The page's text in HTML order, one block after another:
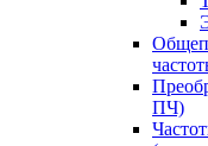
ПЧ)